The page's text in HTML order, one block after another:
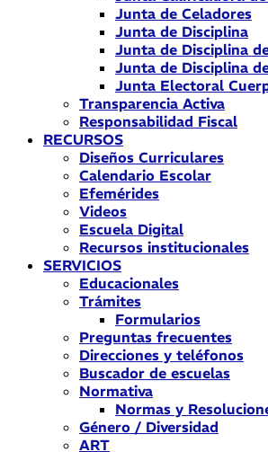
Junta de Celadores
Junta de Disciplina
Junta de Disciplina
Junta de Disciplina
Junta Electoral
Transparencia Activa
Responsabilidad Fiscal
RECURSOS
Diseños Curriculares
Calendario Escolar
Efemérides
Videos
Escuela Digital
Recursos institucionales
SERVICIOS
Educacionales
Trámites
Formularios
Preguntas frecuentes
Direcciones y teléfonos
Buscador de escuelas
Normativa
Normas y
Género / Diversidad
ART